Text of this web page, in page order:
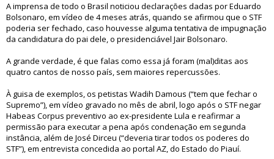
A imprensa de todo o Brasil noticiou declarações dadas por Eduardo
Bolsonaro, em vídeo de 4 meses atrás, quando se afirmou que o STF
poderia ser fechado, caso houvesse alguma tentativa de impugnação
da candidatura do pai dele, o presidenciável Jair Bolsonaro.
A grande verdade, é que falas como essa já foram (mal)ditas aos
quatro cantos de nosso país, sem maiores repercussões.
À guisa de exemplos, os petistas Wadih Damous (“tem que fechar o
Supremo”), em vídeo gravado no mês de abril, logo após o STF negar
Habeas Corpus preventivo ao ex-presidente Lula e reafirmar a
permissão para executar a pena após condenação em segunda
instância, além de José Dirceu (“deveria tirar todos os poderes do
STF”), em entrevista concedida ao portal AZ, do Estado do Piauí.